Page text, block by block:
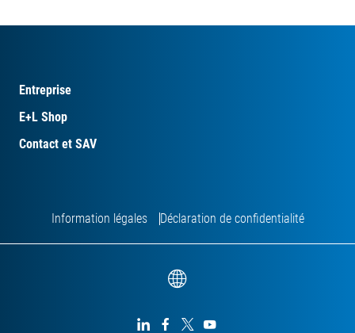
Entreprise
E+L Shop
Contact et SAV
Information légales Déclaration de confidentialité
   